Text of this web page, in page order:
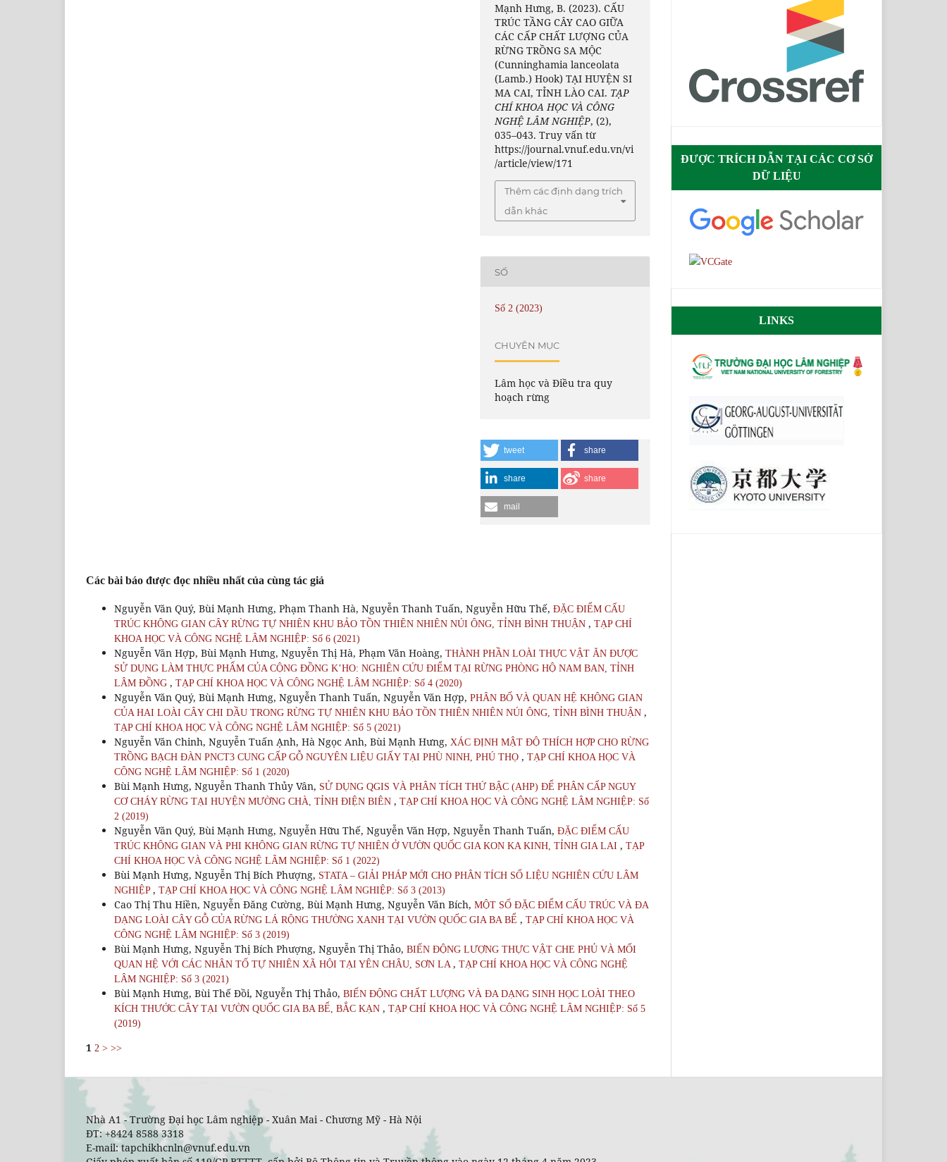
Mạnh Hưng, B. (2023). CẤU
TRÚC TẦNG CÂY CAO GIỮA
CÁC CẤP CHẤT LƯỢNG CỦA
RỪNG TRỒNG SA MỘC
(Cunninghamia lanceolata
(Lamb.) Hook) TẠI HUYỆN SI
MA CAI, TỈNH LÀO CAI. TẠP
CHÍ KHOA HỌC VÀ CÔNG
NGHỆ LÂM NGHIỆP, (2),
035–043. Truy vấn từ
https://journal.vnuf.edu.vn/vi
/article/view/171
Thêm các định dạng trích
dẫn khác
SỐ
Số 2 (2023)
CHUYÊN MỤC
Lâm học và Điều tra quy
hoạch rừng
tweet share
share share
mail
Các bài báo được đọc nhiều nhất của cùng tác giả
Nguyễn Văn Quý, Bùi Mạnh Hưng, Phạm Thanh Hà, Nguyễn Thanh Tuấn, Nguyễn Hữu Thế, ĐẶC ĐIỂM CẤU
TRÚC KHÔNG GIAN CÂY RỪNG TỰ NHIÊN KHU BẢO TỒN THIÊN NHIÊN NÚI ÔNG, TỈNH BÌNH THUẬN , TẠP CHÍ
KHOA HỌC VÀ CÔNG NGHỆ LÂM NGHIỆP: Số 6 (2021)
Nguyễn Văn Hợp, Bùi Mạnh Hưng, Nguyễn Thị Hà, Phạm Văn Hoàng, THÀNH PHẦN LOÀI THỰC VẬT ĂN ĐƯỢC
SỬ DỤNG LÀM THỰC PHẨM CỦA CỘNG ĐỒNG K’HO: NGHIÊN CỨU ĐIỂM TẠI RỪNG PHÒNG HỘ NAM BAN, TỈNH
LÂM ĐỒNG , TẠP CHÍ KHOA HỌC VÀ CÔNG NGHỆ LÂM NGHIỆP: Số 4 (2020)
Nguyễn Văn Quý, Bùi Mạnh Hưng, Nguyễn Thanh Tuấn, Nguyễn Văn Hợp, PHÂN BỐ VÀ QUAN HỆ KHÔNG GIAN
CỦA HAI LOÀI CÂY CHI DẦU TRONG RỪNG TỰ NHIÊN KHU BẢO TỒN THIÊN NHIÊN NÚI ÔNG, TỈNH BÌNH THUẬN ,
TẠP CHÍ KHOA HỌC VÀ CÔNG NGHỆ LÂM NGHIỆP: Số 5 (2021)
Nguyễn Văn Chinh, Nguyễn Tuấn Ạnh, Hà Ngọc Anh, Bùi Mạnh Hưng, XÁC ĐỊNH MẬT ĐỘ THÍCH HỢP CHO RỪNG
TRỒNG BẠCH ĐÀN PNCT3 CUNG CẤP GỖ NGUYÊN LIỆU GIẤY TẠI PHÙ NINH, PHÚ THỌ , TẠP CHÍ KHOA HỌC VÀ
CÔNG NGHỆ LÂM NGHIỆP: Số 1 (2020)
Bùi Mạnh Hưng, Nguyễn Thanh Thủy Vân, SỬ DỤNG QGIS VÀ PHÂN TÍCH THỨ BẬC (AHP) ĐỂ PHÂN CẤP NGUY
CƠ CHÁY RỪNG TẠI HUYỆN MƯỜNG CHÀ, TỈNH ĐIỆN BIÊN , TẠP CHÍ KHOA HỌC VÀ CÔNG NGHỆ LÂM NGHIỆP: Số
2 (2019)
Nguyễn Văn Quý, Bùi Mạnh Hưng, Nguyễn Hữu Thế, Nguyễn Văn Hợp, Nguyễn Thanh Tuấn, ĐẶC ĐIỂM CẤU
TRÚC KHÔNG GIAN VÀ PHI KHÔNG GIAN RỪNG TỰ NHIÊN Ở VƯỜN QUỐC GIA KON KA KINH, TỈNH GIA LAI , TẠP
CHÍ KHOA HỌC VÀ CÔNG NGHỆ LÂM NGHIỆP: Số 1 (2022)
Bùi Mạnh Hưng, Nguyễn Thị Bích Phượng, STATA – GIẢI PHÁP MỚI CHO PHÂN TÍCH SỐ LIỆU NGHIÊN CỨU LÂM
NGHIỆP , TẠP CHÍ KHOA HỌC VÀ CÔNG NGHỆ LÂM NGHIỆP: Số 3 (2013)
Cao Thị Thu Hiền, Nguyễn Đăng Cường, Bùi Mạnh Hưng, Nguyễn Văn Bích, MỘT SỐ ĐẶC ĐIỂM CẤU TRÚC VÀ ĐA
DẠNG LOÀI CÂY GỖ CỦA RỪNG LÁ RỘNG THƯỜNG XANH TẠI VƯỜN QUỐC GIA BA BỂ , TẠP CHÍ KHOA HỌC VÀ
CÔNG NGHỆ LÂM NGHIỆP: Số 3 (2019)
Bùi Mạnh Hưng, Nguyễn Thị Bích Phượng, Nguyễn Thị Thảo, BIẾN ĐỘNG LƯỢNG THỰC VẬT CHE PHỦ VÀ MỐI
QUAN HỆ VỚI CÁC NHÂN TỐ TỰ NHIÊN XÃ HỘI TẠI YÊN CHÂU, SƠN LA , TẠP CHÍ KHOA HỌC VÀ CÔNG NGHỆ
LÂM NGHIỆP: Số 3 (2021)
Bùi Mạnh Hưng, Bùi Thế Đồi, Nguyễn Thị Thảo, BIẾN ĐỘNG CHẤT LƯỢNG VÀ ĐA DẠNG SINH HỌC LOÀI THEO
KÍCH THƯỚC CÂY TẠI VƯỜN QUỐC GIA BA BỂ, BẮC KẠN , TẠP CHÍ KHOA HỌC VÀ CÔNG NGHỆ LÂM NGHIỆP: Số 5
(2019)
1 2 > >>
ĐƯỢC TRÍCH DẪN TẠI CÁC CƠ SỞ
DỮ LIỆU
LINKS
Nhà A1 - Trường Đại học Lâm nghiệp - Xuân Mai - Chương Mỹ - Hà Nội
ĐT: +8424 8588 3318
E-mail: tapchikhcnln@vnuf.edu.vn